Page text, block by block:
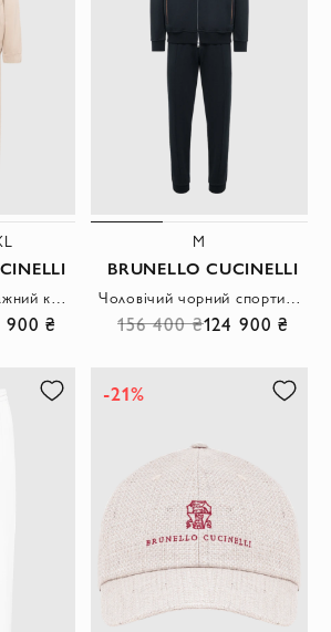
900 ₴
M
BRUNELLO CUCINELLI
156 400 ₴124 900 ₴
-21%